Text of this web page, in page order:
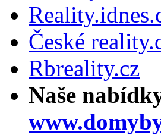
České
Rbreality.cz
Naše